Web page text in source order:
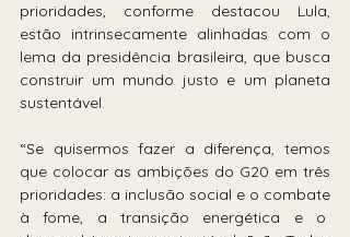
prioridades, conforme destacou Lula,
estão intrinsecamente alinhadas com o
lema da presidência brasileira, que busca
construir um mundo justo e um planeta
sustentável.
“Se quisermos fazer a diferença, temos
que colocar as ambições do G20 em três
prioridades: a inclusão social e o combate
à fome, a transição energética e o